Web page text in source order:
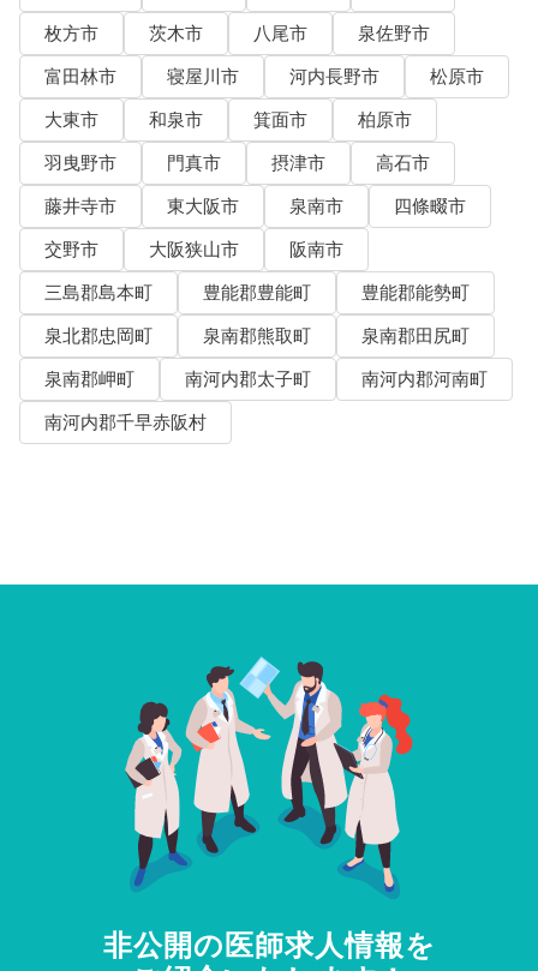
枚方市
茨木市 八尾市
泉佐野市
富田林市
寝屋川市 河内長野市
松原市
大東市
和泉市 箕面市
柏原市
羽曳野市
門真市 摂津市
高石市
藤井寺市
東大阪市 泉南市
四條畷市
交野市
大阪狭山市
阪南市
三島郡島本町
豊能郡豊能町
豊能郡能勢町
泉北郡忠岡町
泉南郡熊取町
泉南郡田尻町
泉南郡岬町
南河内郡太子町
南河内郡河南町
南河内郡千早赤阪村
非公開の医師求人情報を